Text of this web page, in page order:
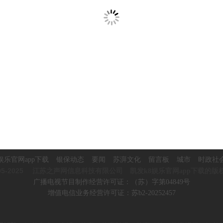
乐官网app下载 银保动态 要闻 苏湃文化 留言板 城市 时政社
广播电视节目制作经营许可证：（苏）字第04849号
增值电信业务经营许可证：苏b2-20252457